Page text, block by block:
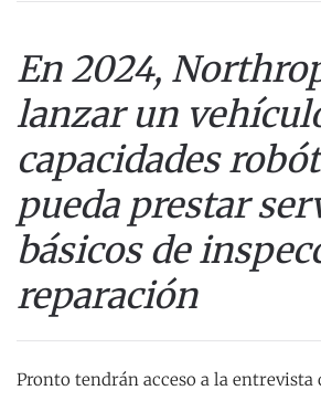
En 2024,
lanzar un
capacidades
pueda prestar
básicos de
reparación
Pronto tendrán acceso a la entrevista